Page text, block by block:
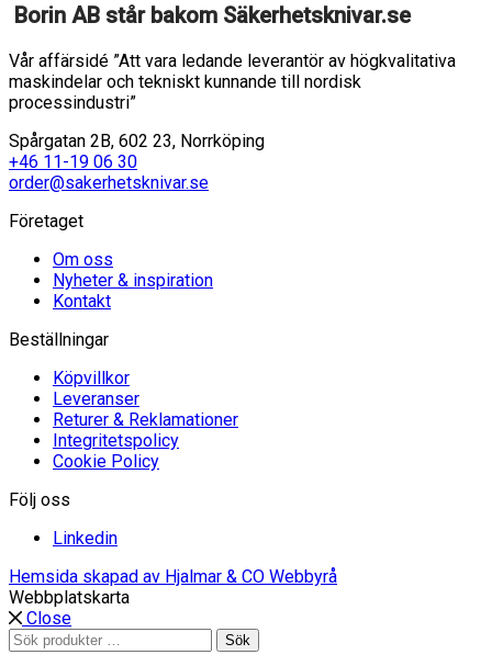
Borin AB står bakom Säkerhetsknivar.se
Vår affärsidé ”Att vara ledande leverantör av högkvalitativa
maskindelar och tekniskt kunnande till nordisk
processindustri”
Spårgatan 2B, 602 23, Norrköping
+46 11-19 06 30
order@sakerhetsknivar.se
Företaget
Om oss
Nyheter & inspiration
Kontakt
Beställningar
Köpvillkor
Leveranser
Returer & Reklamationer
Integritetspolicy
Cookie Policy
Följ oss
Linkedin
Hemsida skapad av Hjalmar & CO Webbyrå
Webbplatskarta
Close
Sök
efter:
Sök